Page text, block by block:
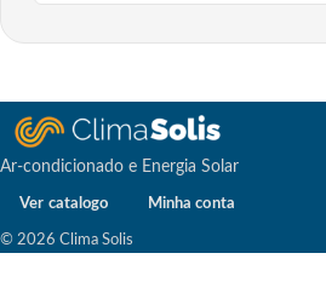
Ar-condicionado e Energia Solar
Ver catalogo Minha conta
© 2026 Clima Solis